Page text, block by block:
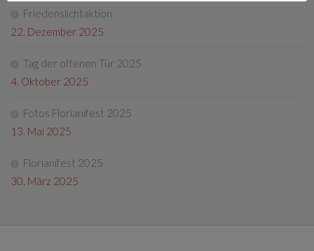
Friedenslichtaktion
22. Dezember 2025
Tag der offenen Tür 2025
4. Oktober 2025
Fotos Florianifest 2025
13. Mai 2025
Florianifest 2025
30. März 2025